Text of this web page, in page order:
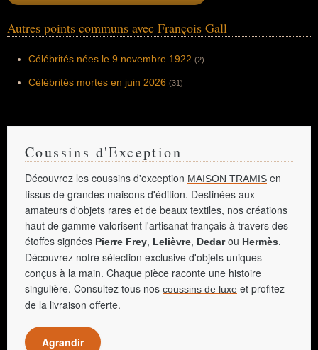
Autres points communs avec François Gall
Célébrités nées le 9 novembre 1922 (2)
Célébrités mortes en juin 2026 (31)
Coussins d'Exception
Découvrez les coussins d'exception MAISON TRAMIS en
tissus de grandes maisons d'édition. Destinées aux
amateurs d'objets rares et de beaux textiles, nos créations
haut de gamme valorisent l'artisanat français à travers des
étoffes signées Pierre Frey, Lelièvre, Dedarou Hermès.
Découvrez notre sélection exclusive d'objets uniques
conçus à la main. Chaque pièce raconte une histoire
singulière. Consultez tous nos coussins de luxe et profitez
de la livraison offerte.
Agrandir